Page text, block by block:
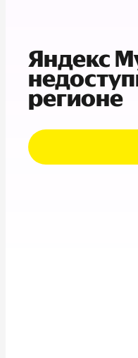
Яндекс
регионе